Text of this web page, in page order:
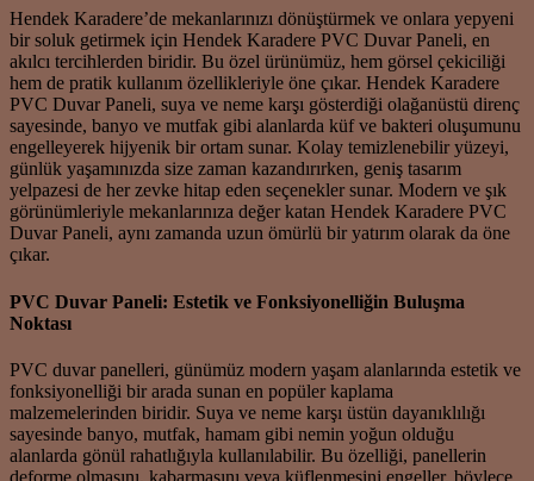
Hendek Karadere’de mekanlarınızı dönüştürmek ve onlara yepyeni
bir soluk getirmek için Hendek Karadere PVC Duvar Paneli, en
akılcı tercihlerden biridir. Bu özel ürünümüz, hem görsel çekiciliği
hem de pratik kullanım özellikleriyle öne çıkar. Hendek Karadere
PVC Duvar Paneli, suya ve neme karşı gösterdiği olağanüstü direnç
sayesinde, banyo ve mutfak gibi alanlarda küf ve bakteri oluşumunu
engelleyerek hijyenik bir ortam sunar. Kolay temizlenebilir yüzeyi,
günlük yaşamınızda size zaman kazandırırken, geniş tasarım
yelpazesi de her zevke hitap eden seçenekler sunar. Modern ve şık
görünümleriyle mekanlarınıza değer katan Hendek Karadere PVC
Duvar Paneli, aynı zamanda uzun ömürlü bir yatırım olarak da öne
çıkar.
PVC Duvar Paneli: Estetik ve Fonksiyonelliğin Buluşma
Noktası
PVC duvar panelleri, günümüz modern yaşam alanlarında estetik ve
fonksiyonelliği bir arada sunan en popüler kaplama
malzemelerinden biridir. Suya ve neme karşı üstün dayanıklılığı
sayesinde banyo, mutfak, hamam gibi nemin yoğun olduğu
alanlarda gönül rahatlığıyla kullanılabilir. Bu özelliği, panellerin
deforme olmasını, kabarmasını veya küflenmesini engeller, böylece